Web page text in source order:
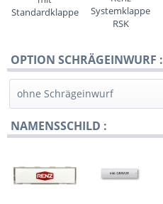
Standardklappe
Systemklappe
RSK
OPTION SCHRÄGEINWURF :
NAMENSSCHILD :